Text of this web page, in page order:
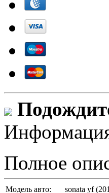
Полное
Модель авто:
sonata yf